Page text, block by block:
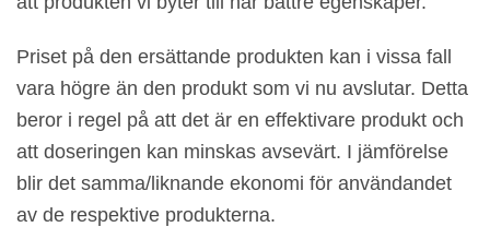
Priset på den ersättande produkten kan i vissa fall
vara högre än den produkt som vi nu avslutar. Detta
beror i regel på att det är en effektivare produkt och
att doseringen kan minskas avsevärt. I jämförelse
blir det samma/liknande ekonomi för användandet
av de respektive produkterna.